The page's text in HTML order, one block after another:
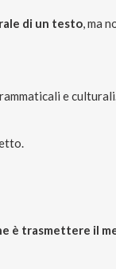
di un testo, ma
e
è trasmettere il